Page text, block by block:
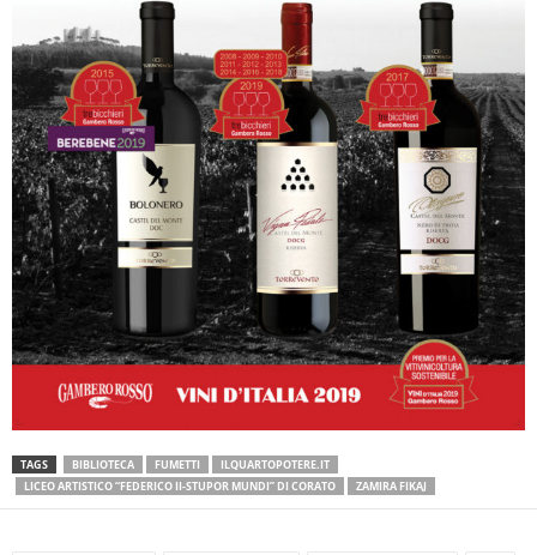
TAGS BIBLIOTECA FUMETTI
ILQUARTOPOTERE.IT
LICEO ARTISTICO “FEDERICO II-STUPOR MUNDI” DI CORATO
ZAMIRA FIKAJ